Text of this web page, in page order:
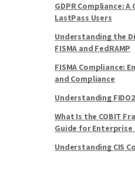
GDPR Compliance:
LastPass Users
Understanding the
FISMA and FedRAMP
FISMA Compliance:
and Compliance
Understanding
What Is the COBIT
Guide for Enterprise
Understanding CIS